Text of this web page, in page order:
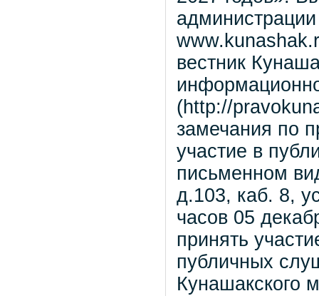
вестник
(http://
замечания по
участие в
письменном
д.103, каб. 8,
часов 05
принять
публичных
Кунашакского